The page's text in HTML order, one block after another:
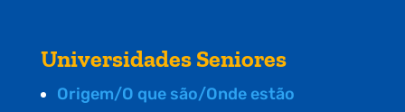
Universidades Seniores
Origem/O que são/Onde estão